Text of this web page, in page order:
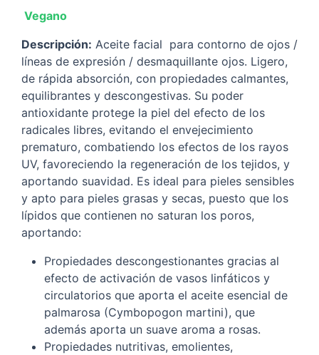
Vegano
Descripción: Aceite facial para contorno de ojos /
líneas de expresión / desmaquillante ojos. Ligero,
de rápida absorción, con propiedades calmantes,
equilibrantes y descongestivas. Su poder
antioxidante protege la piel del efecto de los
radicales libres, evitando el envejecimiento
prematuro, combatiendo los efectos de los rayos
UV, favoreciendo la regeneración de los tejidos, y
aportando suavidad. Es ideal para pieles sensibles
y apto para pieles grasas y secas, puesto que los
lípidos que contienen no saturan los poros,
aportando:
Propiedades descongestionantes gracias al
efecto de activación de vasos linfáticos y
circulatorios que aporta el aceite esencial de
palmarosa (Cymbopogon martini), que
además aporta un suave aroma a rosas.
Propiedades nutritivas, emolientes,